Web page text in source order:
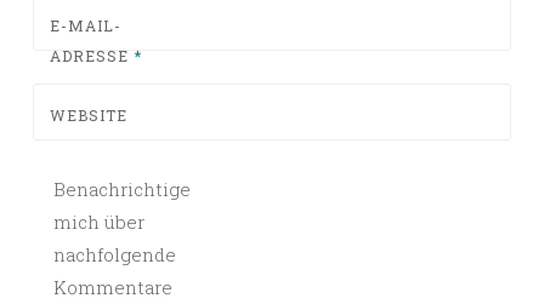
E-MAIL-
ADRESSE *
WEBSITE
Benachrichtige
mich über
nachfolgende
Kommentare